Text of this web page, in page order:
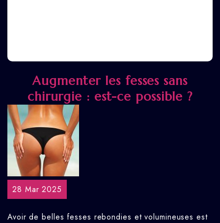
Augmenter les fesses sans
chirurgie : est-ce possible ?
28 Mar 2025
Avoir de belles fesses rebondies et volumineuses est